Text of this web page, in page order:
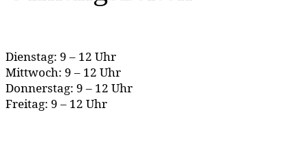
Dienstag: 9 – 12 Uhr
Mittwoch: 9 – 12 Uhr
Donnerstag: 9 – 12 Uhr
Freitag: 9 – 12 Uhr